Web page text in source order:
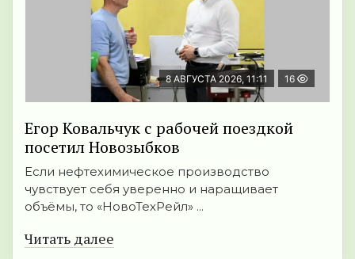
8 АВГУСТА 2026, 11:11 16
Егор Ковальчук с рабочей поездкой
посетил Новозыбков
Если нефтехимическое производство
чувствует себя уверенно и наращивает
объёмы, то «НовоТехРейл» ...
Читать далее